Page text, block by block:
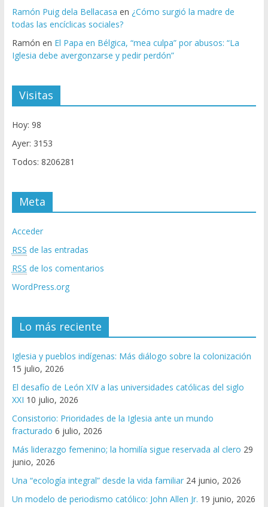
Ramón Puig dela Bellacasa en ¿Cómo surgió la madre de
todas las encíclicas sociales?
Ramón en El Papa en Bélgica, “mea culpa” por abusos: “La
Iglesia debe avergonzarse y pedir perdón”
Visitas
Hoy: 98
Ayer: 3153
Todos: 8206281
Meta
Acceder
RSS de las entradas
RSS de los comentarios
WordPress.org
Lo más reciente
Iglesia y pueblos indígenas: Más diálogo sobre la colonización
15 julio, 2026
El desafío de León XIV a las universidades católicas del siglo
XXI 10 julio, 2026
Consistorio: Prioridades de la Iglesia ante un mundo
fracturado 6 julio, 2026
Más liderazgo femenino; la homilía sigue reservada al clero 29
junio, 2026
Una “ecología integral” desde la vida familiar 24 junio, 2026
Un modelo de periodismo católico: John Allen Jr. 19 junio, 2026